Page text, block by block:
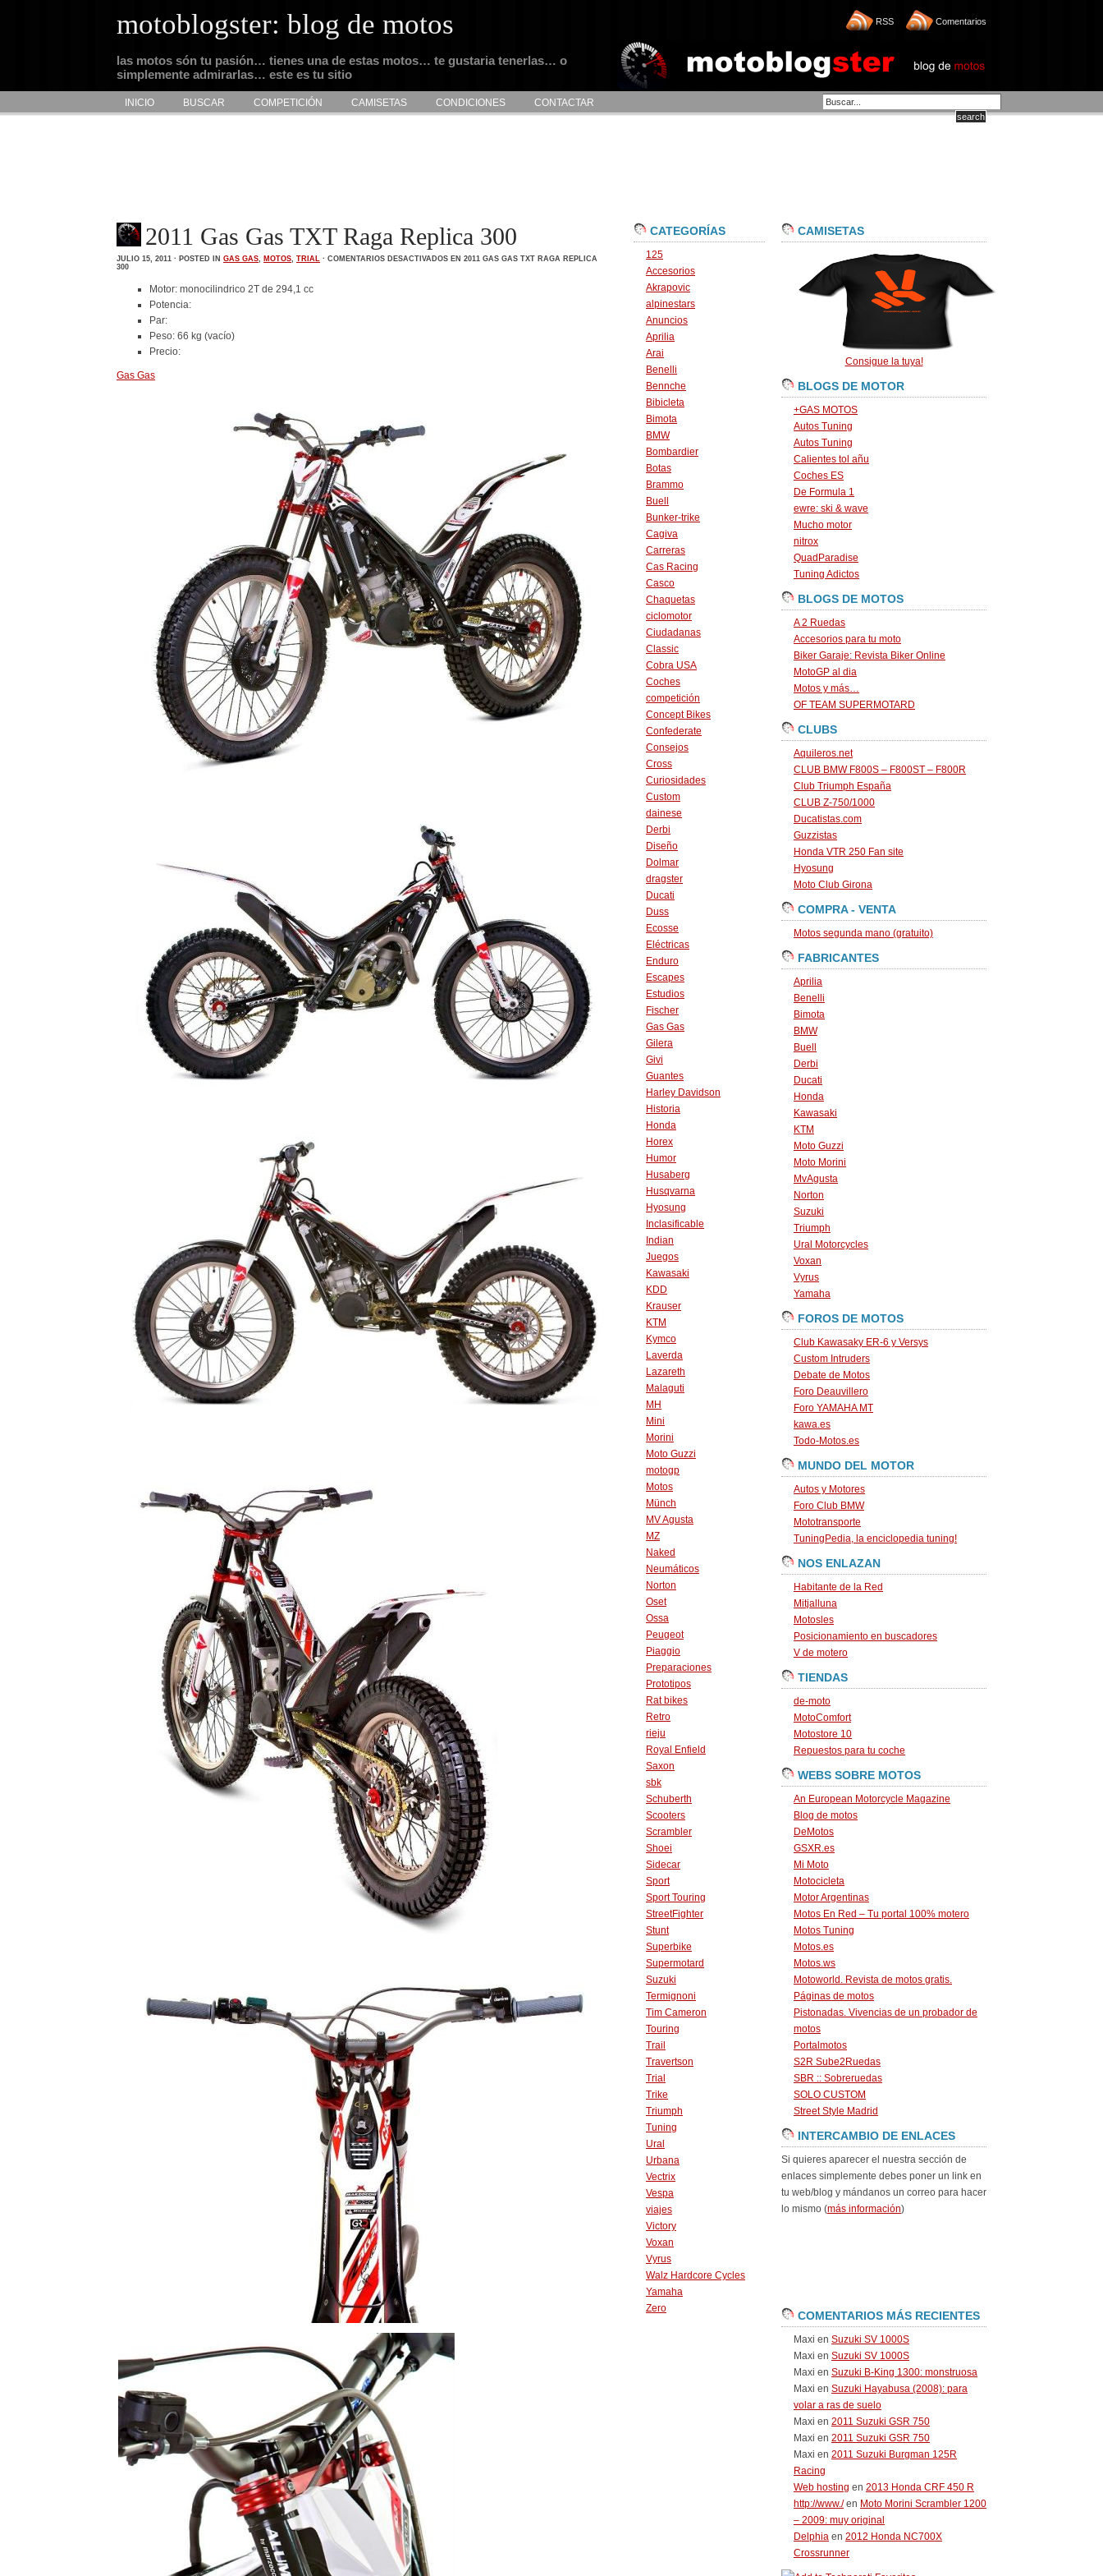
motoblogster: blog de motos
las motos són tu pasión… tienes una de estas motos… te gustaria tenerlas… o
simplemente admirarlas… este es tu sitio
RSS Comentarios
INICIO BUSCAR COMPETICIÓN CAMISETAS CONDICIONES CONTACTAR
2011 Gas Gas TXT Raga Replica 300
JULIO 15, 2011 · POSTED IN GAS GAS, MOTOS, TRIAL · COMENTARIOS DESACTIVADOS EN 2011 GAS GAS TXT RAGA REPLICA
300
Motor: monocilindrico 2T de 294,1 cc
Potencia:
Par:
Peso: 66 kg (vacío)
Precio:
Gas Gas
CATEGORÍAS
125
Accesorios
Akrapovic
alpinestars
Anuncios
Aprilia
Arai
Benelli
Bennche
Bibicleta
Bimota
BMW
Bombardier
Botas
Brammo
Buell
Bunker-trike
Cagiva
Carreras
Cas Racing
Casco
Chaquetas
ciclomotor
Ciudadanas
Classic
Cobra USA
Coches
competición
Concept Bikes
Confederate
Consejos
Cross
Curiosidades
Custom
dainese
Derbi
Diseño
Dolmar
dragster
Ducati
Duss
Ecosse
Eléctricas
Enduro
Escapes
Estudios
Fischer
Gas Gas
Gilera
Givi
Guantes
Harley Davidson
Historia
Honda
Horex
Humor
Husaberg
Husqvarna
Hyosung
Inclasificable
Indian
Juegos
Kawasaki
KDD
Krauser
KTM
Kymco
Laverda
Lazareth
Malaguti
MH
Mini
Morini
Moto Guzzi
motogp
Motos
Münch
MV Agusta
MZ
Naked
Neumáticos
Norton
Oset
Ossa
Peugeot
Piaggio
Preparaciones
Prototipos
Rat bikes
Retro
rieju
Royal Enfield
Saxon
sbk
Schuberth
Scooters
Scrambler
Shoei
Sidecar
Sport
Sport Touring
StreetFighter
Stunt
Superbike
Supermotard
Suzuki
Termignoni
Tim Cameron
Touring
Trail
Travertson
Trial
Trike
Triumph
Tuning
Ural
Urbana
Vectrix
Vespa
viajes
Victory
Voxan
Vyrus
Walz Hardcore Cycles
Yamaha
Zero
CAMISETAS
Consigue la tuya!
BLOGS DE MOTOR
+GAS MOTOS
Autos Tuning
Autos Tuning
Calientes tol añu
Coches ES
De Formula 1
ewre: ski & wave
Mucho motor
nitrox
QuadParadise
Tuning Adictos
BLOGS DE MOTOS
A 2 Ruedas
Accesorios para tu moto
Biker Garaje: Revista Biker Online
MotoGP al dia
Motos y más…
OF TEAM SUPERMOTARD
CLUBS
Aquileros.net
CLUB BMW F800S – F800ST – F800R
Club Triumph España
CLUB Z-750/1000
Ducatistas.com
Guzzistas
Honda VTR 250 Fan site
Hyosung
Moto Club Girona
COMPRA - VENTA
Motos segunda mano (gratuito)
FABRICANTES
Aprilia
Benelli
Bimota
BMW
Buell
Derbi
Ducati
Honda
Kawasaki
KTM
Moto Guzzi
Moto Morini
MvAgusta
Norton
Suzuki
Triumph
Ural Motorcycles
Voxan
Vyrus
Yamaha
FOROS DE MOTOS
Club Kawasaky ER-6 y Versys
Custom Intruders
Debate de Motos
Foro Deauvillero
Foro YAMAHA MT
kawa.es
Todo-Motos.es
MUNDO DEL MOTOR
Autos y Motores
Foro Club BMW
Mototransporte
TuningPedia, la enciclopedia tuning!
NOS ENLAZAN
Habitante de la Red
Mitjalluna
Motosles
Posicionamiento en buscadores
V de motero
TIENDAS
de-moto
MotoComfort
Motostore 10
Repuestos para tu coche
WEBS SOBRE MOTOS
An European Motorcycle Magazine
Blog de motos
DeMotos
GSXR.es
Mi Moto
Motocicleta
Motor Argentinas
Motos En Red – Tu portal 100% motero
Motos Tuning
Motos.es
Motos.ws
Motoworld. Revista de motos gratis.
Páginas de motos
Pistonadas. Vivencias de un probador de
motos
Portalmotos
S2R Sube2Ruedas
SBR :: Sobreruedas
SOLO CUSTOM
Street Style Madrid
INTERCAMBIO DE ENLACES
Si quieres aparecer el nuestra sección de
enlaces simplemente debes poner un link en
tu web/blog y mándanos un correo para hacer
lo mismo (más información)
COMENTARIOS MÁS RECIENTES
Maxi en Suzuki SV 1000S
Maxi en Suzuki SV 1000S
Maxi en Suzuki B-King 1300: monstruosa
Maxi en Suzuki Hayabusa (2008): para
volar a ras de suelo
Maxi en 2011 Suzuki GSR 750
Maxi en 2011 Suzuki GSR 750
Maxi en 2011 Suzuki Burgman 125R
Racing
Web hosting en 2013 Honda CRF 450 R
http://www./en Moto Morini Scrambler 1200
– 2009: muy original
Delphia en 2012 Honda NC700X
Crossrunner